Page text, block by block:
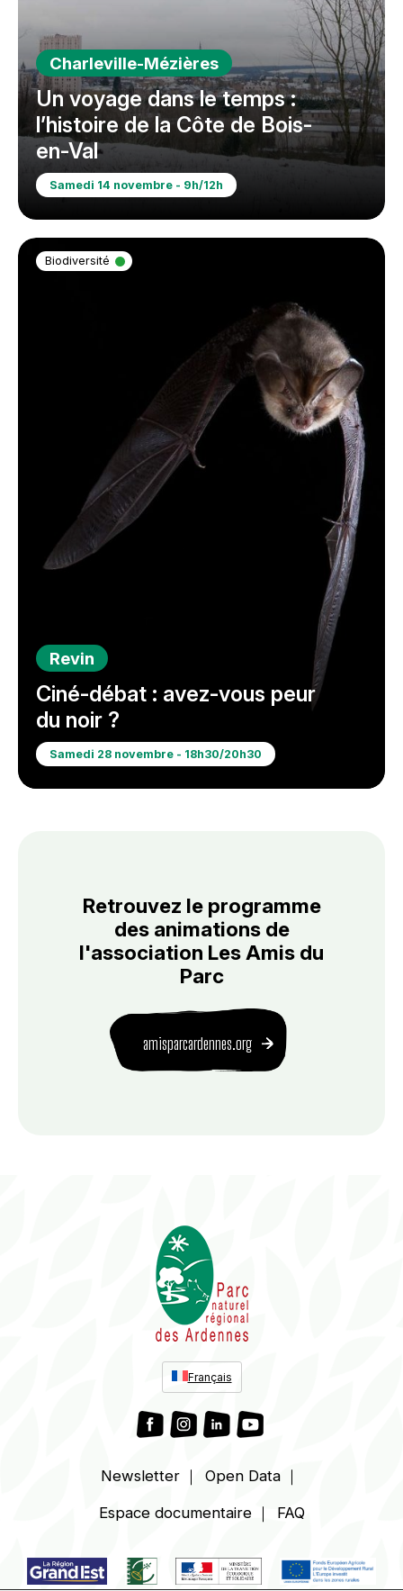
Charleville-Mézières
Un voyage dans le temps :
l’histoire de la Côte de Bois-
en-Val
Samedi 14 novembre - 9h/12h
Biodiversité
Revin
Ciné-débat : avez-vous peur
du noir ?
Samedi 28 novembre - 18h30/20h30
Retrouvez le programme
des animations de
l'association Les Amis du
Parc
amisparcardennes.org
Français
Newsletter Open Data
Espace documentaire FAQ